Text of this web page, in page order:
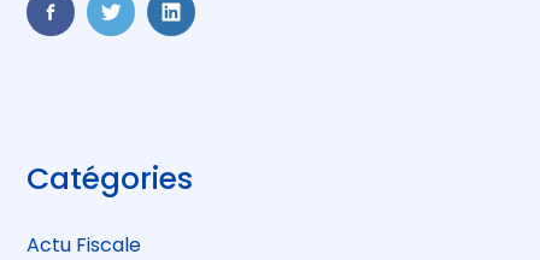
FaceBook
TwitterLinkedIn
Blog
sidebar
Catégories
Actu Fiscale